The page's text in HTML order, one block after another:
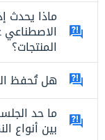
ماذا يحدث
الاصطناعي
المنتجات؟
هل تُحفظ
ما حد
بين أنواع